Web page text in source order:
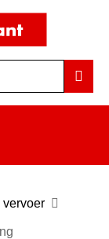
vervoer